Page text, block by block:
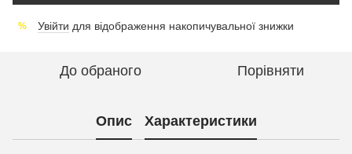
% Увійти для відображення накопичувальної знижки
До обраного Порівняти
Опис Характеристики